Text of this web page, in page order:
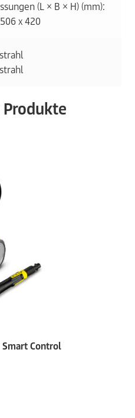
(L × B × H) (mm):
x 420
Control